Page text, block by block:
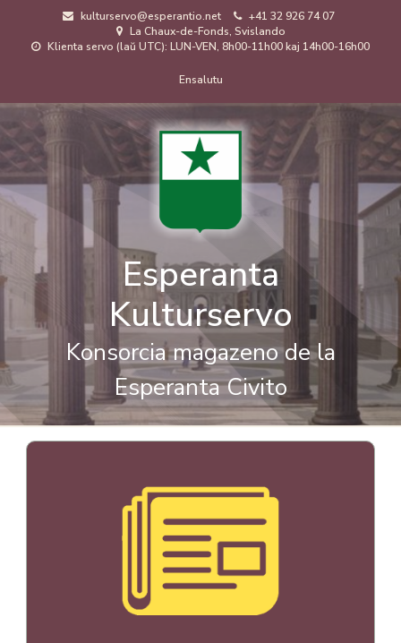
kulturservo@esperantio.net
+41 32 926 74 07
La Chaux-de-Fonds, Svislando
Klienta servo (laŭ UTC): LUN-VEN, 8h00-11h00 kaj 14h00-16h00
de
uzanto
Ensalutu
Esperanta
Kulturservo
Konsorcia magazeno de la
Esperanta Civito
Bildo